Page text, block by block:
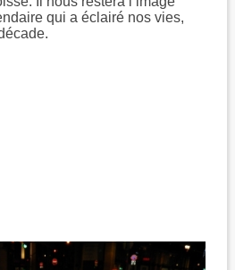
qui a éclairé nos vies,